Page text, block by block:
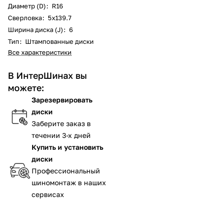
Диаметр (D): R16
Сверловка: 5х139.7
Ширина диска (J): 6
Тип: Штампованные диски
Все характеристики
В ИнтерШинах вы
можете:
Зарезервировать
диски
Заберите заказ в
течении 3-х дней
Купить и установить
диски
Профессиональный
шиномонтаж в наших
сервисах